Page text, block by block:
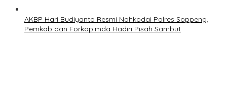
AKBP Hari Budiyanto Resmi Nahkodai Polres Soppeng,
Pemkab dan Forkopimda Hadiri Pisah Sambut